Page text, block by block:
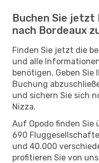
Buchen Sie jetzt
nach Bordeaux
Finden Sie jetzt die
und alle
benötigen. Geben Sie
Buchung
und sichern Sie sich
Nizza.
Auf Opodo finden Sie
690
und 40.000
profitieren Sie von